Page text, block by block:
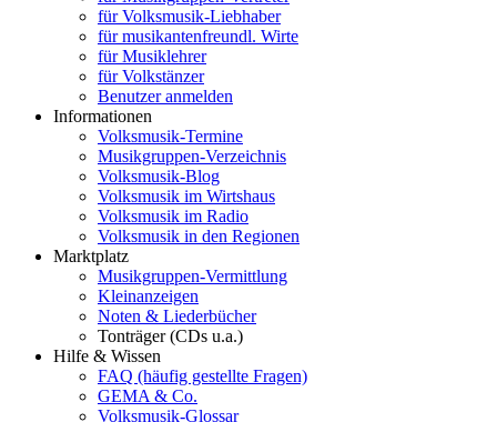
für Volksmusik-Liebhaber
für musikantenfreundl. Wirte
für Musiklehrer
für Volkstänzer
Benutzer anmelden
Informationen
Volksmusik-Termine
Musikgruppen-Verzeichnis
Volksmusik-Blog
Volksmusik im Wirtshaus
Volksmusik im Radio
Volksmusik in den Regionen
Marktplatz
Musikgruppen-Vermittlung
Kleinanzeigen
Noten & Liederbücher
Tonträger (CDs u.a.)
Hilfe & Wissen
FAQ (häufig gestellte Fragen)
GEMA & Co.
Volksmusik-Glossar